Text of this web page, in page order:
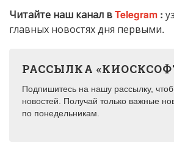
Читайте наш канал вTelegram :
главных новостях дня первыми.
РАССЫЛКА
Подпишитесь на нашу рассылку,
новостей. Получай только важные
по понедельникам.